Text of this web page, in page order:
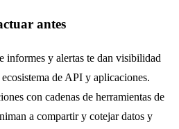
antes
informes y alertas te dan visibilidad
de API y aplicaciones.
con cadenas de herramientas de
a compartir y cotejar datos y